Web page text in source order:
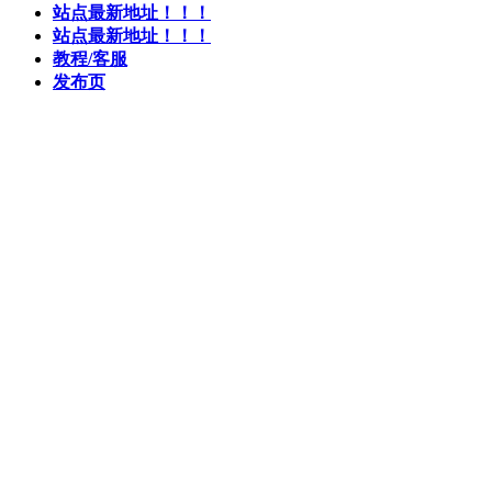
站点最新地址！！！
站点最新地址！！！
教程/客服
发布页